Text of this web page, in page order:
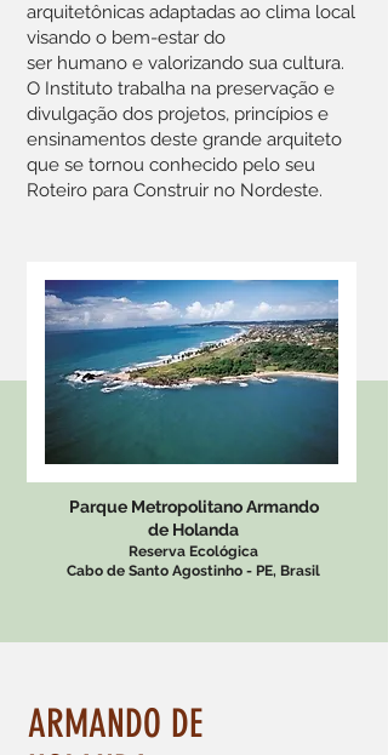
arquitetônicas adaptadas ao clima local
visando o bem-estar do
ser humano e valorizando sua cultura.
O Instituto trabalha na preservação e
divulgação dos projetos, princípios e
ensinamentos deste grande arquiteto
que se tornou conhecido pelo seu
Roteiro para Construir no Nordeste.
Parque Metropolitano Armando
de Holanda
Reserva Ecológica
Cabo de Santo Agostinho - PE, Brasil
ARMANDO DE